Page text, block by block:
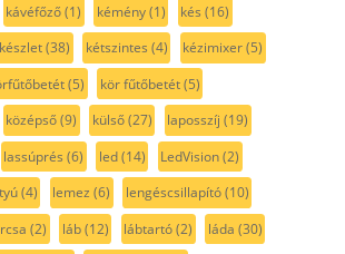
kávéfőző(1) kémény(1) kés (16)
készlet(38) kétszintes (4) kézimixer(5)
(5) kör fűtőbetét(5)
középső(9) külső(27) laposszíj (19)
lassúprés (6) led(14) LedVision(2)
(4) lemez (6) lengéscsillapító(10)
(2) láb(12) lábtartó(2) láda (30)